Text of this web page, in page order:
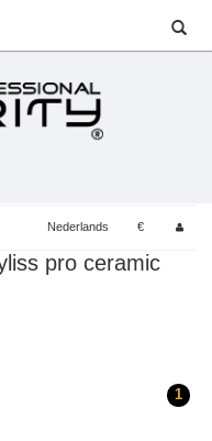
Nederlands €
pro ceramic
1